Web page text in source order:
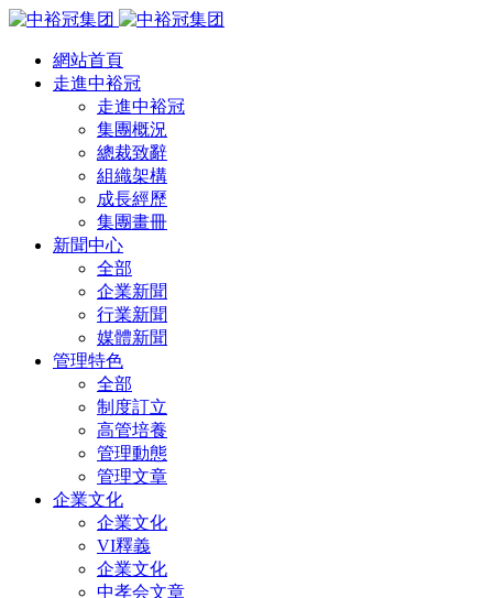
網站首頁
走進中裕冠
走進中裕冠
集團概況
總裁致辭
組織架構
成長經歷
集團畫冊
新聞中心
全部
企業新聞
行業新聞
媒體新聞
管理特色
全部
制度訂立
高管培養
管理動態
管理文章
企業文化
企業文化
VI釋義
企業文化
中孝会文章